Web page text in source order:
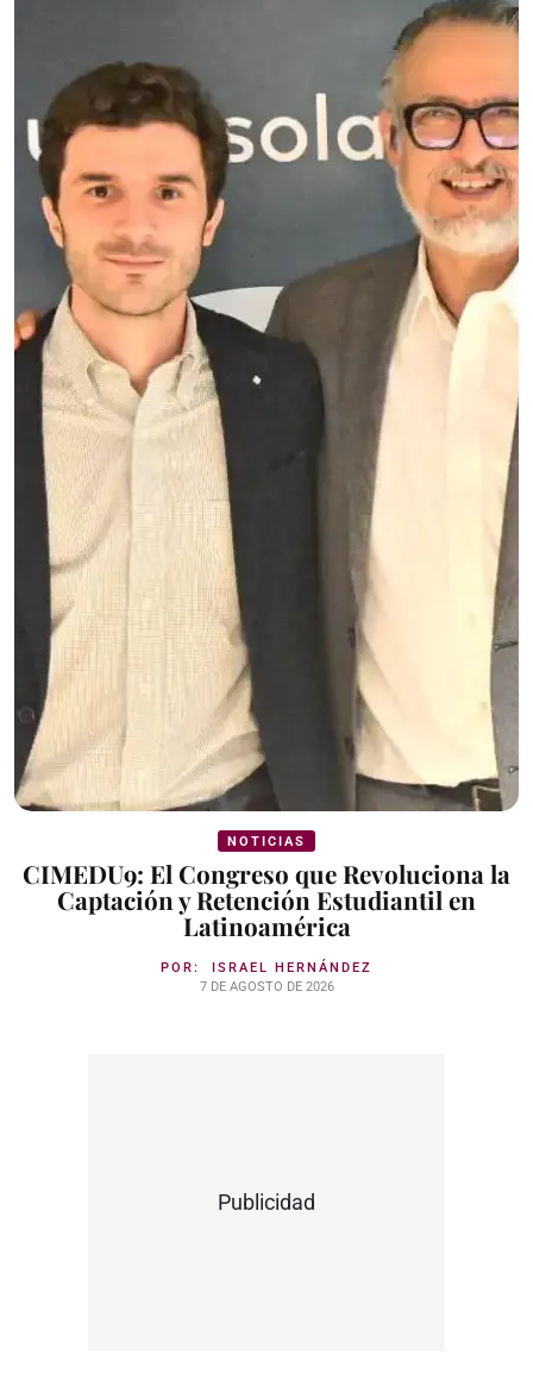
NOTICIAS
CIMEDU9: El Congreso que Revoluciona la
Captación y Retención Estudiantil en
Latinoamérica
POR: ISRAEL HERNÁNDEZ
7 DE AGOSTO DE 2026
Publicidad